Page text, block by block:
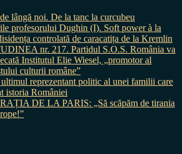
lângă noi. De la tanc la curcubeu
profesorului Dughin (I). Soft power à la
controlată de caracatița de la Kremlin
nr. 217. Partidul S.O.S. România va
Institutul Elie Wiesel, „promotor al
culturii române”
ultimul reprezentant politic al unei familii care
istoria României
DE LA PARIS: „Să scăpăm de tirania